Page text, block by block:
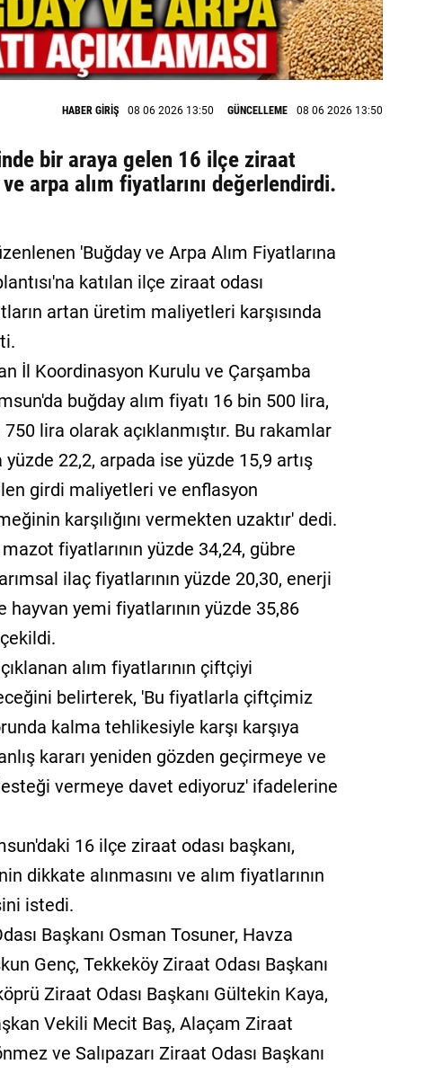
HABER GİRİŞ 08 06 2026 13:50 GÜNCELLEME 08 06 2026 13:50
bir araya gelen 16 ilçe ziraat
arpa alım fiyatlarını değerlendirdi.
'Buğday ve Arpa Alım Fiyatlarına
katılan ilçe ziraat odası
artan üretim maliyetleri karşısında
İl Koordinasyon Kurulu ve Çarşamba
buğday alım fiyatı 16 bin 500 lira,
lira olarak açıklanmıştır. Bu rakamlar
22,2, arpada ise yüzde 15,9 artış
girdi maliyetleri ve enflasyon
karşılığını vermekten uzaktır' dedi.
fiyatlarının yüzde 34,24, gübre
ilaç fiyatlarının yüzde 20,30, enerji
hayvan yemi fiyatlarının yüzde 35,86
alım fiyatlarının çiftçiyi
belirterek, 'Bu fiyatlarla çiftçimiz
kalma tehlikesiyle karşı karşıya
kararı yeniden gözden geçirmeye ve
vermeye davet ediyoruz' ifadelerine
16 ilçe ziraat odası başkanı,
dikkate alınmasını ve alım fiyatlarının
istedi.
Başkanı Osman Tosuner, Havza
Genç, Tekkeköy Ziraat Odası Başkanı
Ziraat Odası Başkanı Gültekin Kaya,
Vekili Mecit Baş, Alaçam Ziraat
ve Salıpazarı Ziraat Odası Başkanı